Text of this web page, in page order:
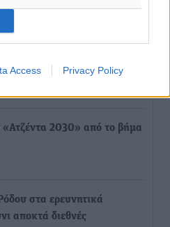
Access Privacy Policy
2030» από το βήμα
στα ερευνητικά
αποκτά διεθνές